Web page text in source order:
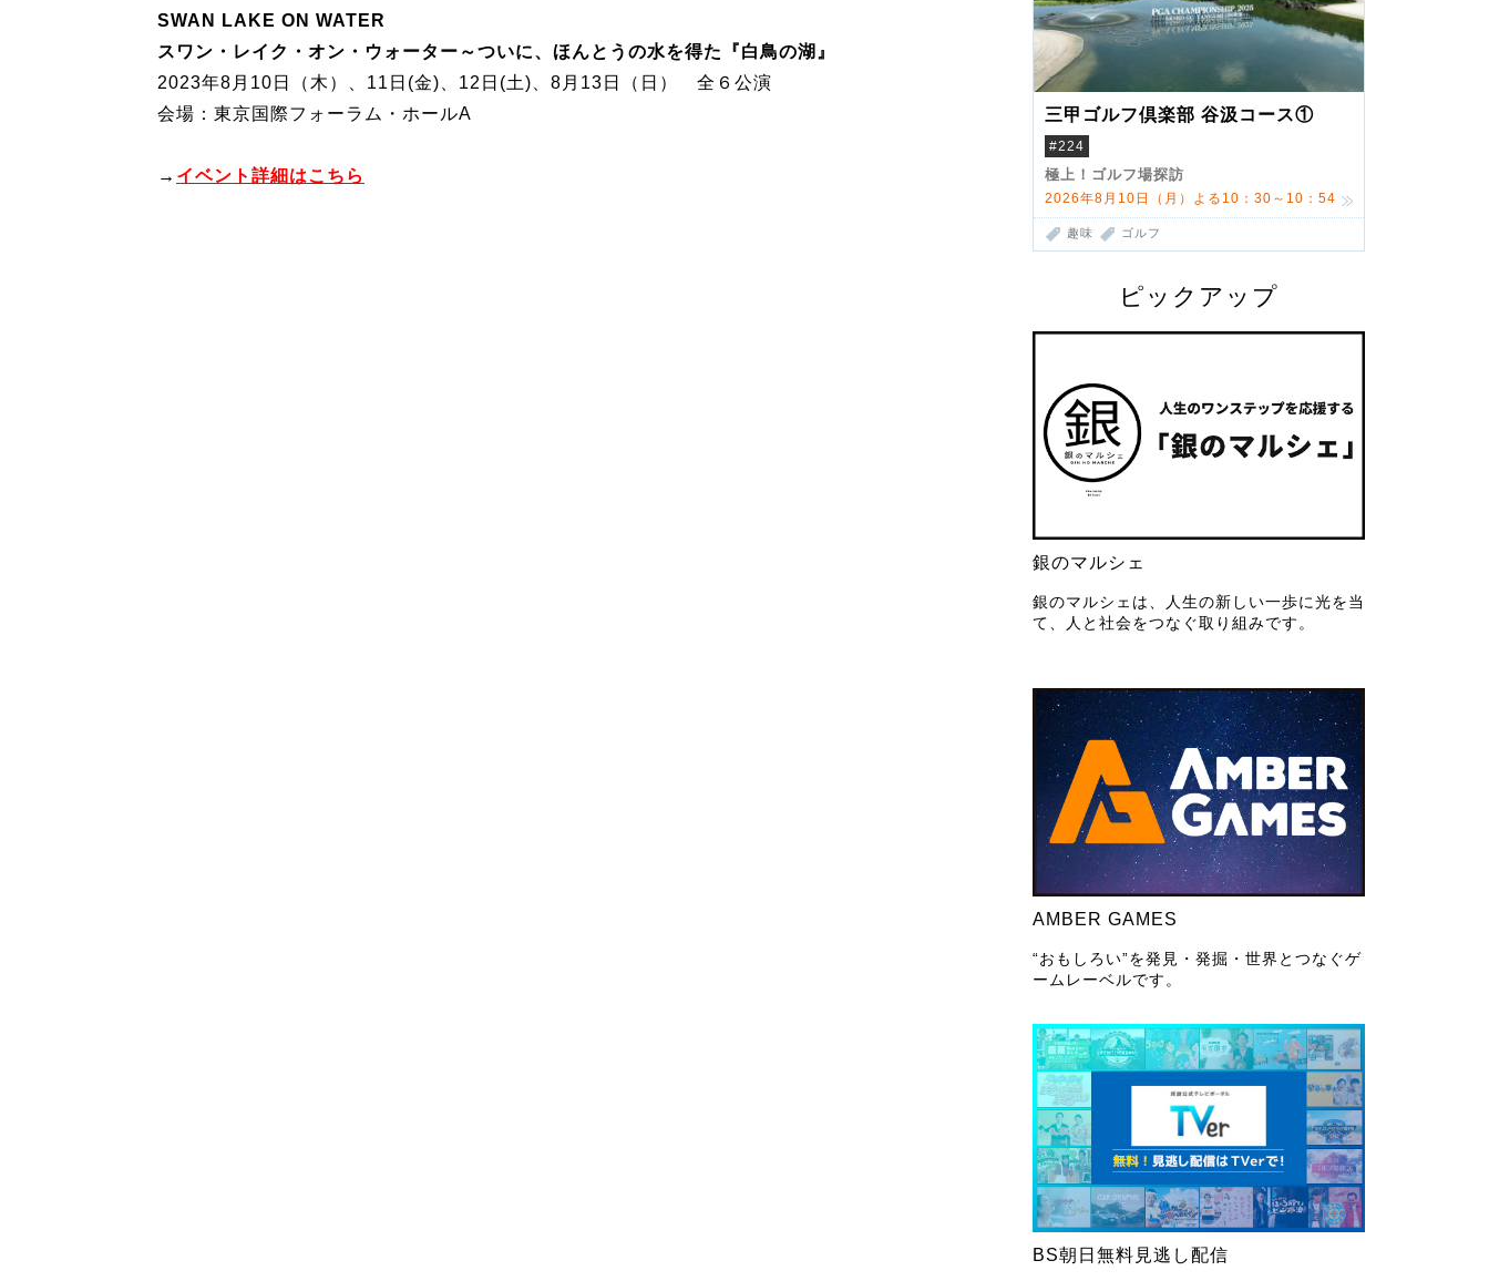
三甲ゴルフ倶楽部 谷汲コース①
#224
極上！ゴルフ場探訪
2026年8月10日（月）よる10：30～10：54
趣味 ゴルフ
ピックアップ
銀のマルシェ
銀のマルシェは、人生の新しい一歩に光を当
て、人と社会をつなぐ取り組みです。
AMBER GAMES
“おもしろい”を発見・発掘・世界とつなぐゲ
ームレーベルです。
BS朝日無料見逃し配信
SWAN LAKE ON WATER
スワン・レイク・オン・ウォーター～ついに、ほんとうの水を得た『白鳥の湖』
2023年8月10日（木）、11日(金)、12日(土)、8月13日（日） 全６公演
会場：東京国際フォーラム・ホールA
→ イベント詳細はこちら